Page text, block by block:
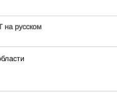
на русском